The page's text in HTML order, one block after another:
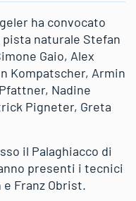
ha convocato
naturale Stefan
Gaio, Alex
Kompatscher, Armin
Nadine
Pigneter, Greta
il Palaghiacco di
presenti i tecnici
Franz Obrist.